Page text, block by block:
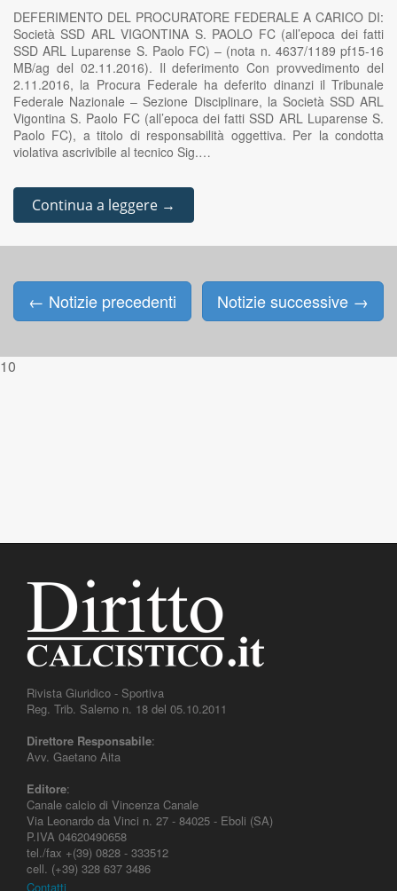
DEFERIMENTO DEL PROCURATORE FEDERALE A CARICO DI:
Società SSD ARL VIGONTINA S. PAOLO FC (all’epoca dei fatti
SSD ARL Luparense S. Paolo FC) – (nota n. 4637/1189 pf15-16
MB/ag del 02.11.2016). Il deferimento Con provvedimento del
2.11.2016, la Procura Federale ha deferito dinanzi il Tribunale
Federale Nazionale – Sezione Disciplinare, la Società SSD ARL
Vigontina S. Paolo FC (all’epoca dei fatti SSD ARL Luparense S.
Paolo FC), a titolo di responsabilità oggettiva. Per la condotta
violativa ascrivibile al tecnico Sig.…
Continua a leggere →
Posts navigation
← Notizie precedenti Notizie successive →
10
Rivista Giuridico - Sportiva
Reg. Trib. Salerno n. 18 del 05.10.2011
Direttore Responsabile:
Avv. Gaetano Aita
Editore:
Canale calcio di Vincenza Canale
Via Leonardo da Vinci n. 27 - 84025 - Eboli (SA)
P.IVA 04620490658
tel./fax +(39) 0828 - 333512
cell. (+39) 328 637 3486
Contatti